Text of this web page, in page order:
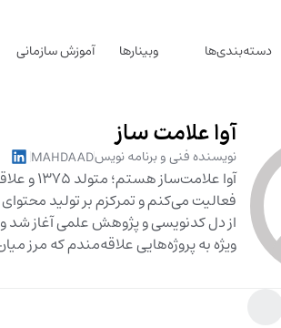
دسته‌بندی‌ها وبینارها آموزش سازمانی
آوا علامت ساز
نویسنده فنی و برنامه نویسMAHDAAD
آوا
فعالیت می‌کنم و تمرکزم بر تولید
از دل کدنویسی و پژوهش علمی آغاز شد و
ویژه به پروژه‌هایی علاقه‌مندم که مرز